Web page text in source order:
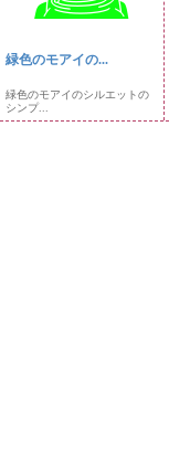
緑色のモアイの...
緑色のモアイのシルエットの
シンプ...